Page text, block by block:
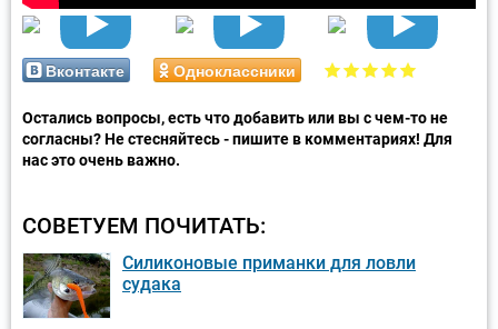
Вконтакте Одноклассники
Остались вопросы, есть что добавить или вы с чем-то не
согласны? Не стесняйтесь - пишите в комментариях! Для
нас это очень важно.
СОВЕТУЕМ ПОЧИТАТЬ:
Силиконовые приманки для ловли
судака